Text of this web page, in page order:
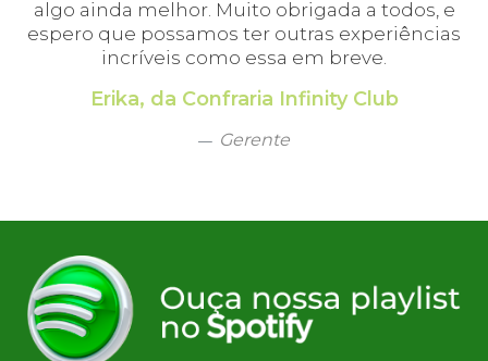
algo ainda melhor. Muito obrigada a todos, e
espero que possamos ter outras experiências
incríveis como essa em breve.
Erika, da Confraria Infinity Club
Gerente